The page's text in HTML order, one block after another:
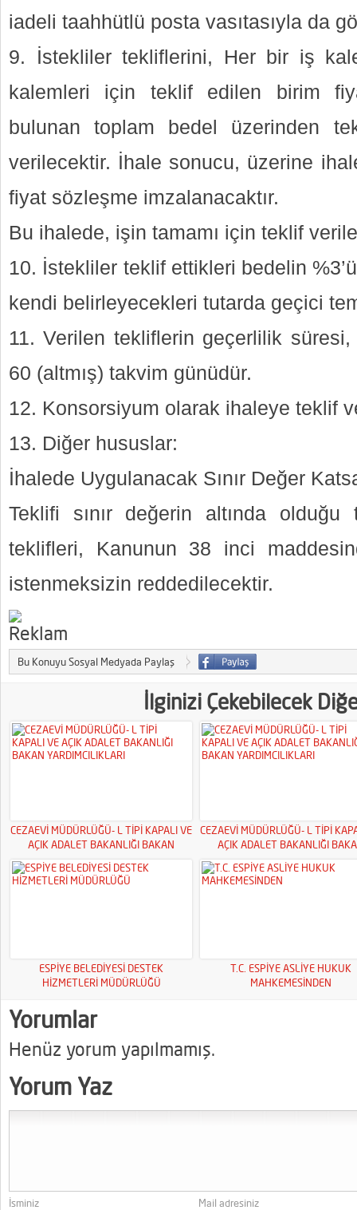
iadeli taahhütlü posta vasıtasıyla da
9. İstekliler tekliflerini, Her bir iş
kalemleri için teklif edilen birim
bulunan toplam bedel üzerinden
verilecektir. İhale sonucu, üzerine
fiyat sözleşme imzalanacaktır.
Bu ihalede, işin tamamı için teklif
10. İstekliler teklif ettikleri bedelin
kendi belirleyecekleri tutarda geçici
11. Verilen tekliflerin geçerlilik
60 (altmış) takvim günüdür.
12. Konsorsiyum olarak ihaleye teklif
13. Diğer hususlar:
İhalede Uygulanacak Sınır Değer
Teklifi sınır değerin altında
teklifleri, Kanunun 38 inci
istenmeksizin reddedilecektir.
Bu Konuyu Sosyal Medyada Paylaş
İlginizi Çekebilecek
CEZAEVİ MÜDÜRLÜĞÜ- L TİPİ KAPALI VE
AÇIK ADALET BAKANLIĞI BAKAN
CEZAEVİ MÜDÜRLÜĞÜ- L TİPİ
AÇIK ADALET BAKANLIĞI
ESPİYE BELEDİYESİ DESTEK
HİZMETLERİ MÜDÜRLÜĞÜ
T.C. ESPİYE ASLİYE HUKUK
MAHKEMESİNDEN
Yorumlar
Henüz yorum yapılmamış.
Yorum Yaz
İsminiz Mail adresiniz